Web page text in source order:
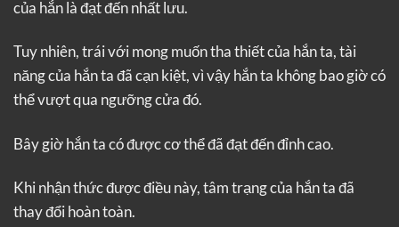
của hắn là đạt đến nhất lưu.
Tuy nhiên, trái với mong muốn tha thiết của hắn ta, tài
năng của hắn ta đã cạn kiệt, vì vậy hắn ta không bao giờ có
thể vượt qua ngưỡng cửa đó.
Bây giờ hắn ta có được cơ thể đã đạt đến đỉnh cao.
Khi nhận thức được điều này, tâm trạng của hắn ta đã
thay đổi hoàn toàn.